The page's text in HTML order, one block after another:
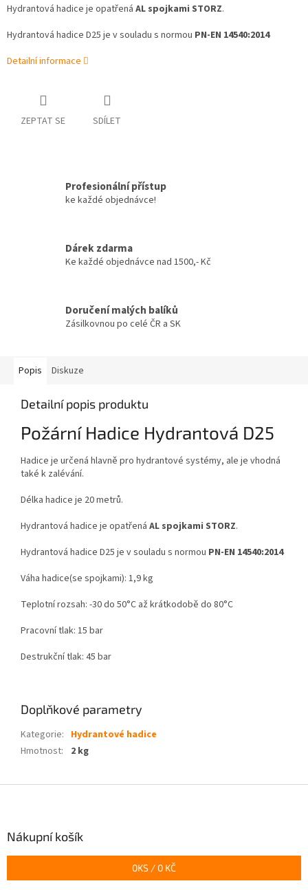
Hydrantová hadice je opatřená AL spojkami STORZ.
Hydrantová hadice D25 je v souladu s normou PN-EN 14540:2014
Detailní informace
ZEPTAT SE SDÍLET
Profesionální přístup
ke každé objednávce!
Dárek zdarma
Ke každé objednávce nad 1500,- Kč
Doručení malých balíků
Zásilkovnou po celé ČR a SK
Popis Diskuze
Detailní popis produktu
Požární Hadice Hydrantová D25
Hadice je určená hlavně pro hydrantové systémy, ale je vhodná
také k zalévání.
Délka hadice je 20 metrů.
Hydrantová hadice je opatřená AL spojkami STORZ.
Hydrantová hadice D25 je v souladu s normou PN-EN 14540:2014
Váha hadice(se spojkami): 1,9 kg
Teplotní rozsah: -30 do 50°C až krátkodobě do 80°C
Pracovní tlak: 15 bar
Destrukční tlak: 45 bar
Doplňkové parametry
Kategorie: Hydrantové hadice
Hmotnost: 2 kg
Nákupní košík
0KS / 0 KČ